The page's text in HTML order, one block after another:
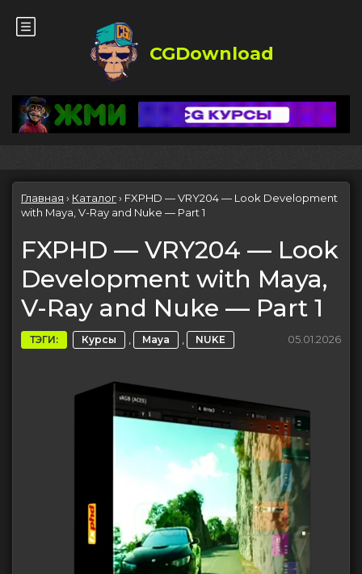
CGDownload
Главная › Каталог› FXPHD — VRY204 — Look Development
with Maya, V-Ray and Nuke — Part 1
FXPHD — VRY204 — Look
Development with Maya,
V-Ray and Nuke — Part 1
ТЭГИ: Курсы , Maya , NUKE 05.01.2026